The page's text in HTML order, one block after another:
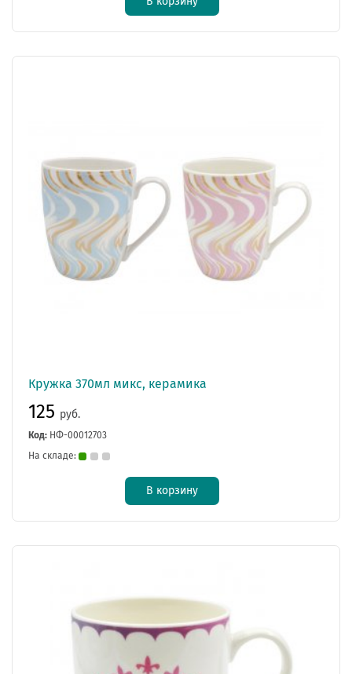
Кружка 370мл микс, керамика
125 руб.
Код: НФ-00012703
На складе:
В корзину